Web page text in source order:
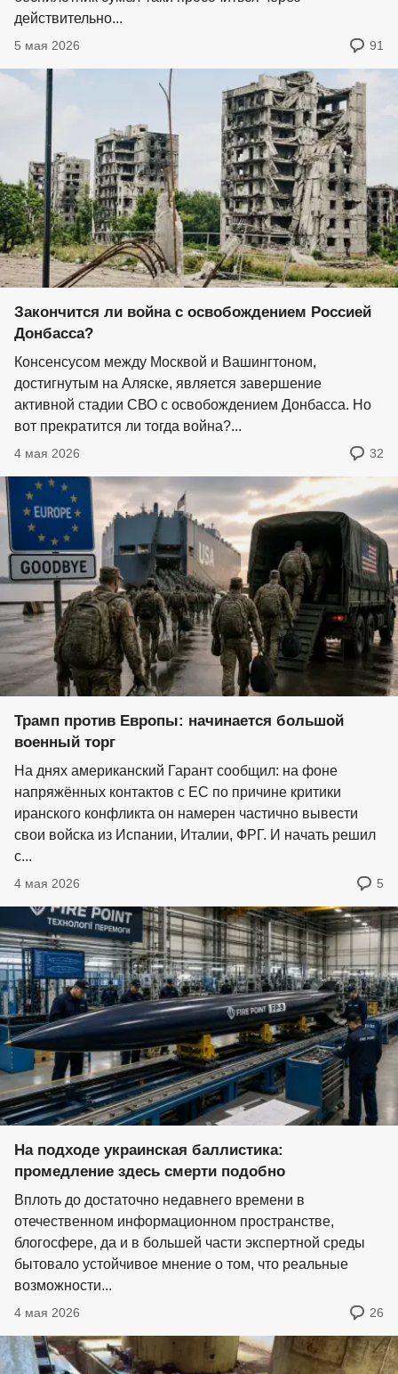
действительно...
5 мая 2026 91
Закончится ли война с освобождением Россией
Донбасса?
Консенсусом между Москвой и Вашингтоном,
достигнутым на Аляске, является завершение
активной стадии СВО с освобождением Донбасса. Но
вот прекратится ли тогда война?...
4 мая 2026 32
Трамп против Европы: начинается большой
военный торг
На днях американский Гарант сообщил: на фоне
напряжённых контактов с ЕС по причине критики
иранского конфликта он намерен частично вывести
свои войска из Испании, Италии, ФРГ. И начать решил
с...
4 мая 2026 5
На подходе украинская баллистика:
промедление здесь смерти подобно
Вплоть до достаточно недавнего времени в
отечественном информационном пространстве,
блогосфере, да и в большей части экспертной среды
бытовало устойчивое мнение о том, что реальные
возможности...
4 мая 2026 26